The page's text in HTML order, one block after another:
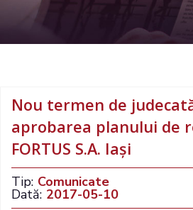
Nou termen de
aprobarea planului de
FORTUS S.A. Iași
Tip: Comunicate
Dată: 2017-05-10